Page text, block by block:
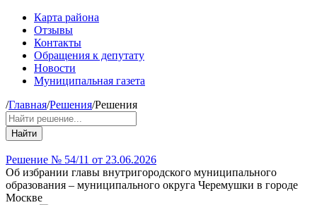
Карта района
Отзывы
Контакты
Обращения к депутату
Новости
Муниципальная газета
/Главная/Решения/Решения
Найти
Решение № 54/11 от 23.06.2026
Об избрании главы внутригородского муниципального
образования – муниципального округа Черемушки в городе
Москве